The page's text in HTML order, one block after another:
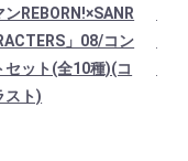
ンREBORN!×SANR
」08/コン
セット(全10種)(コ
スト)